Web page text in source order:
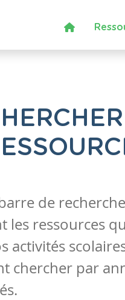
de
les ressources
activités
chercher par